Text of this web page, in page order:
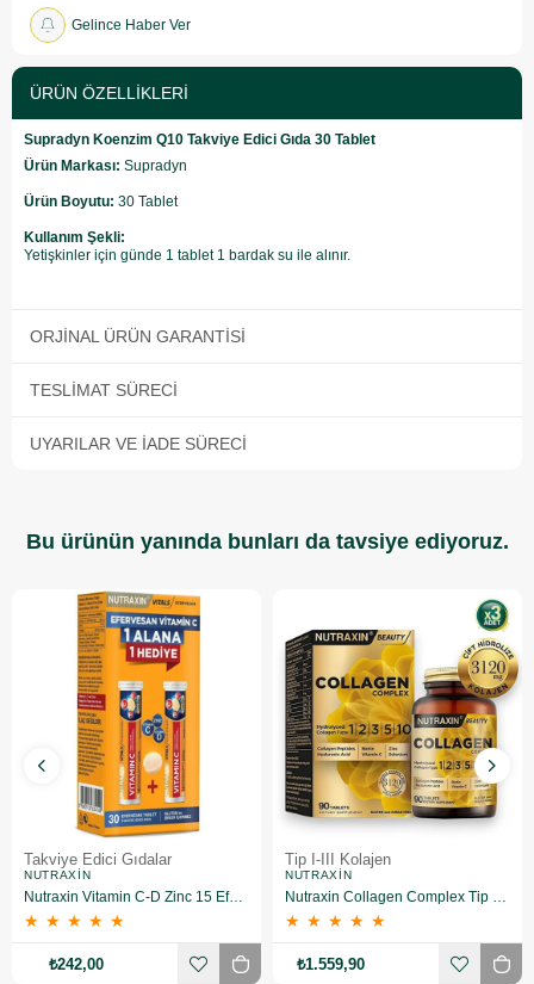
Gelince Haber Ver
ÜRÜN ÖZELLIKLERI
Supradyn Koenzim Q10 Takviye Edici Gıda 30 Tablet
Ürün Markası: Supradyn
Ürün Boyutu: 30 Tablet
Kullanım Şekli:
Yetişkinler için günde 1 tablet 1 bardak su ile alınır.
ORJINAL ÜRÜN GARANTISI
TESLIMAT SÜRECI
UYARILAR VE İADE SÜRECI
Bu ürünün yanında bunları da tavsiye ediyoruz.
Takviye Edici Gıdalar
NUTRAXIN
Nutraxin Vitamin C-D Zinc 15 Efervesan Tablet 2 Adet
★ ★ ★ ★ ★
₺242,00
Tip I-III Kolajen
NUTRAXIN
★ ★ ★ ★ ★
₺1.559,90